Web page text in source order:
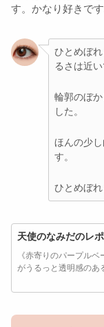
す。かなり好きで
ひとめぼ
るさは近い
輪郭のぼ
した。
ほんの少
す。
ひとめぼれ
天使のなみだのレ
《赤寄りのパープルベ